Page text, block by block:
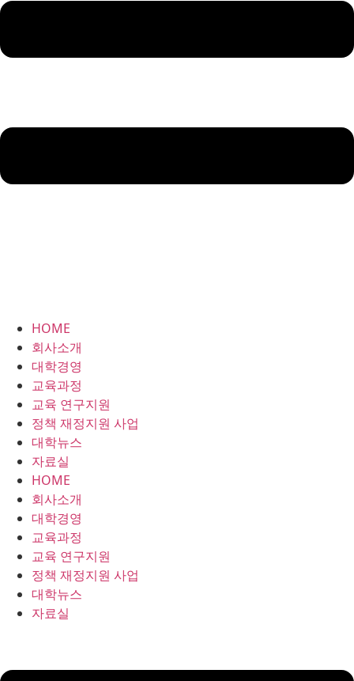
HOME
회사소개
대학경영
교육과정
교육 연구지원
정책 재정지원 사업
대학뉴스
자료실
HOME
회사소개
대학경영
교육과정
교육 연구지원
정책 재정지원 사업
대학뉴스
자료실